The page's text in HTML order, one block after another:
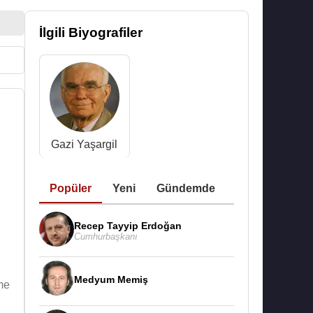
İlgili Biyografiler
Gazi Yaşargil
Popüler Yeni Gündemde
Recep Tayyip Erdoğan
Cumhurbaşkanı
Medyum Memiş